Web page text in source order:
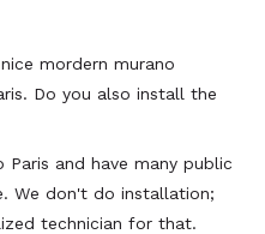
mordern murano
Do you also install the
and have many public
We don't do installation;
technician for that.